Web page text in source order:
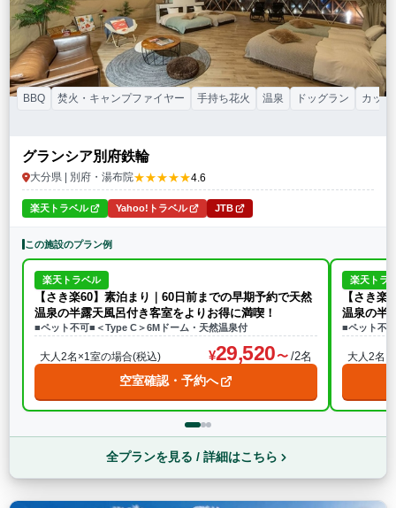
駅から送迎あり
条件をクリア この条件で再検索
グランシア別府鉄輪
大分県 | 別府・湯布院★★★★★4.6
BBQ 焚火・キャンプファイヤー 手持ち花火 温泉 ドッグラン カップ
楽天トラベル Yahoo!トラベル JTB
この施設のプラン例
楽天トラベル
【さき楽60】素泊まり｜60日前までの早期予約で天然
温泉の半露天風呂付き客室をよりお得に満喫！
■ペット不可■＜Type C＞6Mドーム・天然温泉付
大人2名×1室の場合(税込) 29,520 /2名
空室確認・予約へ
楽天トラ
【さき
温泉の半
■ペット不
大人2名
全プランを見る / 詳細はこちら